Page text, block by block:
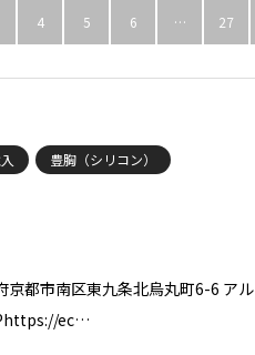
4 5 6 … 27
豊胸（シリコン）
京都市南区東九条北烏丸町6-6 アル
ec…